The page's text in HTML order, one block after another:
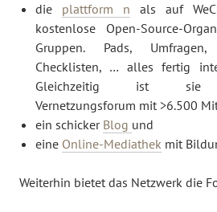
die plattform n als auf
kostenlose Open-Source-
Gruppen. Pads,
Checklisten, … alles fertig
Gleichzeitig ist sie
Vernetzungsforum mit >6.500
ein schicker Blog und
eine Online-Mediathek mit
Weiterhin bietet das Netzwerk die